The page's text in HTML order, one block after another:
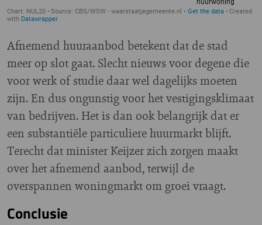
Afnemend huuraanbod betekent dat de stad
meer op slot gaat. Slecht nieuws voor degene die
voor werk of studie daar wel dagelijks moeten
zijn. En dus ongunstig voor het vestigingsklimaat
van bedrijven. Het is dan ook belangrijk dat er
een substantiële particuliere huurmarkt blijft.
Terecht dat minister Keijzer zich zorgen maakt
over het afnemend aanbod, terwijl de
overspannen woningmarkt om groei vraagt.
Conclusie